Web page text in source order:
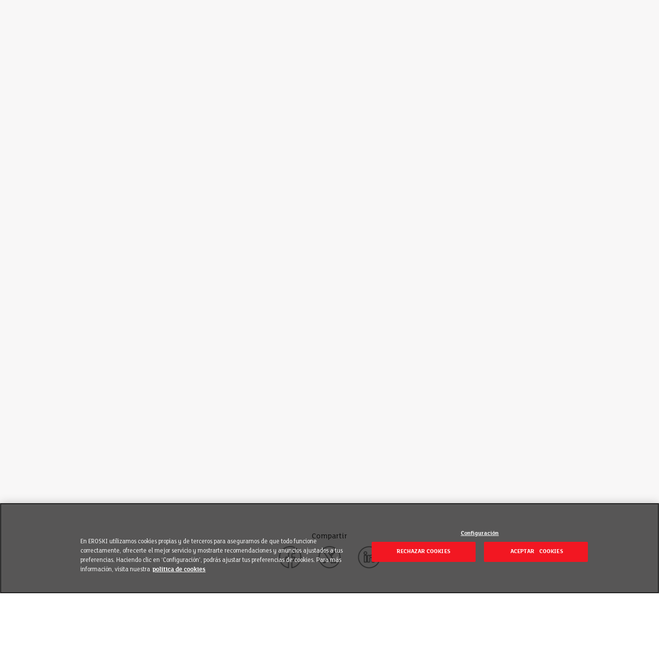
Compartir
En EROSKI utilizamos cookies propias y de terceros para asegurarnos de que todo funcione
correctamente, ofrecerte el mejor servicio y mostrarte recomendaciones y anuncios ajustados a tus
preferencias. Haciendo clic en ‘Configuración’, podrás ajustar tus preferencias de cookies. Para más
información, visita nuestra política de cookies
Configuración
RECHAZAR COOKIES ACEPTAR COOKIES